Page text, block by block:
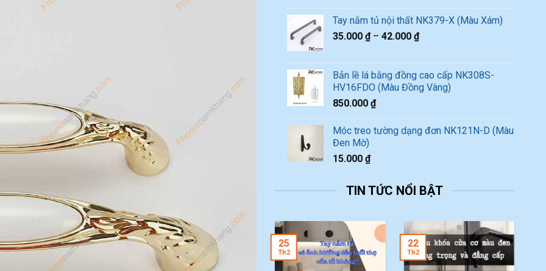
Tay nắm tủ nội thất NK379-X (Màu Xám)
35.000₫–42.000₫
Bản lề lá bằng đồng cao cấp NK308S-
HV16FDO (Màu Đồng Vàng)
850.000₫
Móc treo tường dạng đơn NK121N-D (Màu
Đen Mờ)
15.000₫
TIN TỨC NỔI BẬT
25
Th2
22
Th2
20 18
Th1